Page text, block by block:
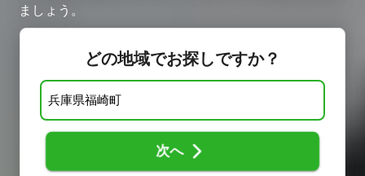
ましょう。
どの地域でお探しですか？
次へ